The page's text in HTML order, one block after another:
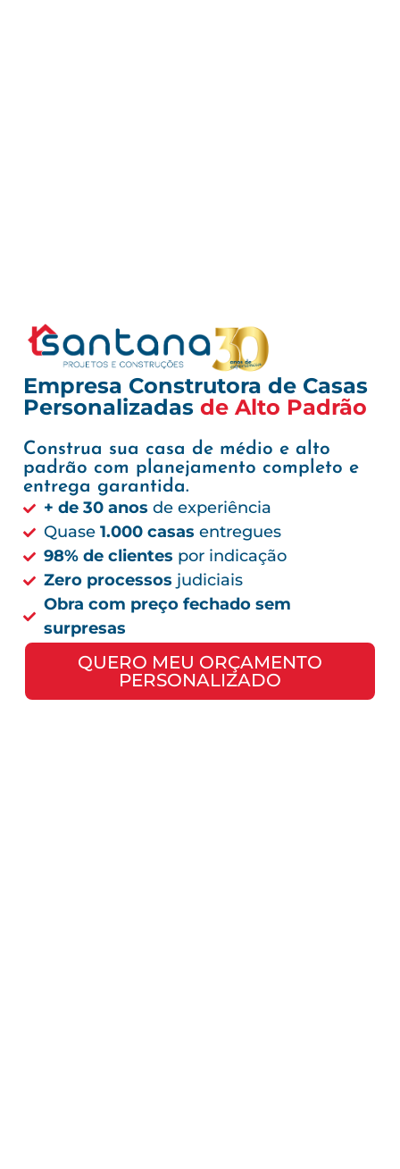
Empresa Construtora de Casas
Personalizadas de Alto Padrão
Construa sua casa de médio e alto
padrão com planejamento completo e
entrega garantida.
+ de 30 anos de experiência
Quase 1.000 casas entregues
98% de clientes por indicação
Zero processos judiciais
Obra com preço fechado sem
surpresas
QUERO MEU ORÇAMENTO
PERSONALIZADO